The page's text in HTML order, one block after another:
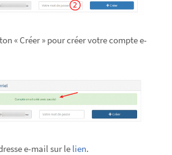
« Créer » pour créer votre compte e-
e-mail sur le lien.